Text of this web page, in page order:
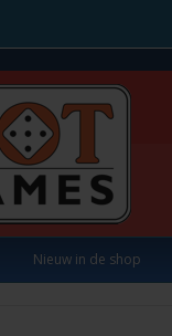
Nieuw in de shop